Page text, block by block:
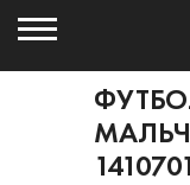
1410701